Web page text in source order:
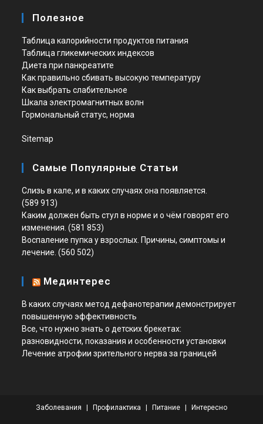
Полезное
Таблица калорийности продуктов питания
Таблица гликемических индексов
Диета при панкреатите
Как правильно сбивать высокую температуру
Как выбрать слабительное
Шкала электромагнитных волн
Гормональный статус, норма
Sitemap
Самые Популярные Статьи
Слизь в кале, и в каких случаях она появляется.
(589 913)
Каким должен быть стул в норме и о чём говорят его
изменения. (581 853)
Воспаление пупка у взрослых. Причины, симптомы и
лечение. (560 502)
Мединтерес
В каких случаях метод дефанотерапии демонстрирует
повышенную эффективность
Все, что нужно знать о детских брекетах:
разновидности, показания и особенности установки
Лечение атрофии зрительного нерва за границей
Заболевания Профилактика Питание Интересно